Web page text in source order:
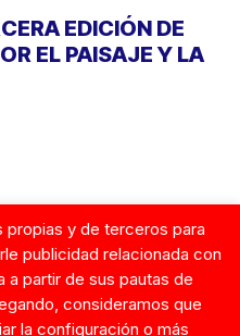
EDICIÓN DE
EL PAISAJE Y LA
propias y de terceros para
publicidad relacionada con
a partir de sus pautas de
consideramos que
la configuración o más